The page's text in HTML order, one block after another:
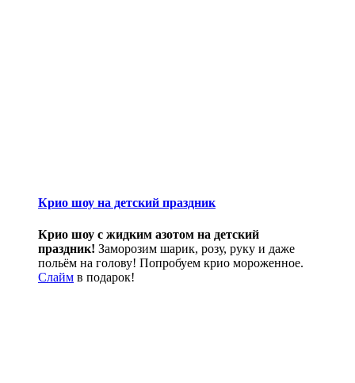
Крио шоу на детский праздник
Крио шоу с жидким азотом на детский
праздник! Заморозим шарик, розу, руку и даже
польём на голову! Попробуем крио мороженное.
Слайм в подарок!